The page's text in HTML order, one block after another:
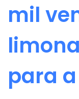
mil
para